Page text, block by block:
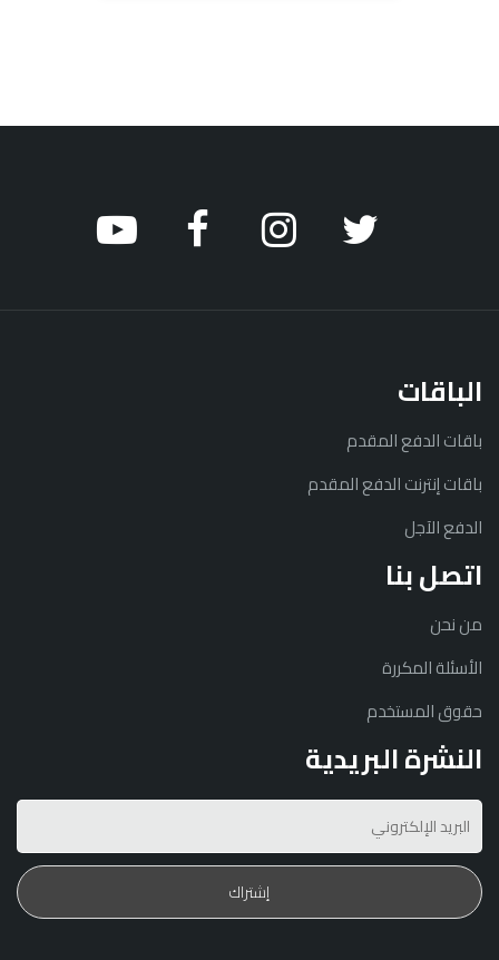
الباقات
باقات الدفع المقدم
باقات إنترنت الدفع المقدم
الدفع الآجل
اتصل بنا
من نحن
الأسئلة المكررة
حقوق المستخدم
النشرة البريدية